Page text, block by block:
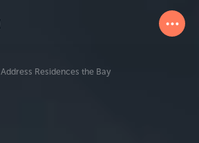
Address Residences the Bay